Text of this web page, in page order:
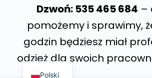
Dzwoń: 535 465 684 –
pomożemy i sprawimy,
godzin będziesz miał
odzież dla swoich
Polski